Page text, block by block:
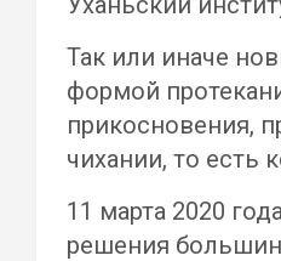
Так или иначе
формой
прикосновения,
чихании, то есть
11 марта 2020
решения